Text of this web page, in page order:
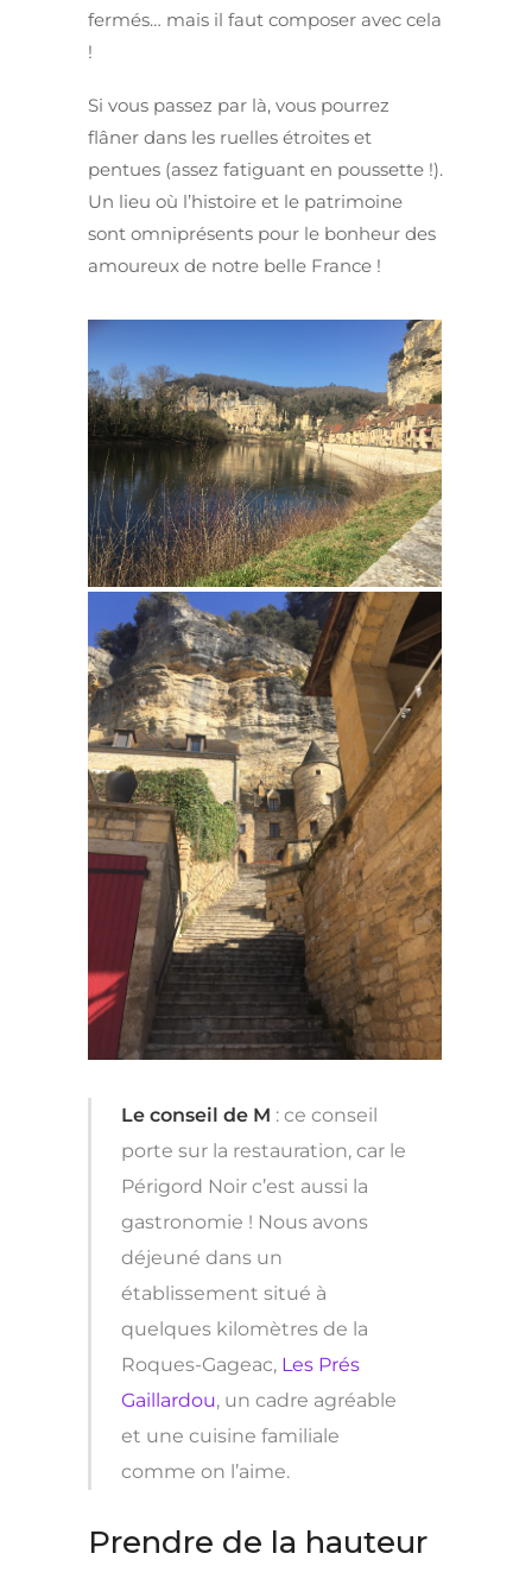
fermés… mais il faut composer avec cela
!
Si vous passez par là, vous pourrez
flâner dans les ruelles étroites et
pentues (assez fatiguant en poussette !).
Un lieu où l’histoire et le patrimoine
sont omniprésents pour le bonheur des
amoureux de notre belle France !
Le conseil de M : ce conseil
porte sur la restauration, car le
Périgord Noir c’est aussi la
gastronomie ! Nous avons
déjeuné dans un
établissement situé à
quelques kilomètres de la
Roques-Gageac, Les Prés
Gaillardou, un cadre agréable
et une cuisine familiale
comme on l’aime.
Prendre de la hauteur